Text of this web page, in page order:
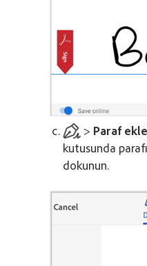
> Paraf ekle
kutusunda
dokunun.